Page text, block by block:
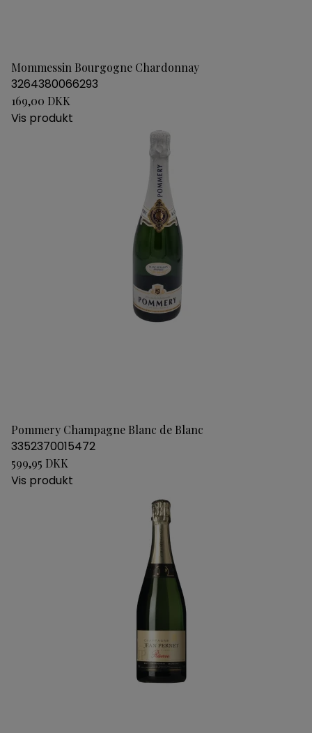
Mommessin Bourgogne Chardonnay
3264380066293
169,00 DKK
Vis produkt
Pommery Champagne Blanc de Blanc
3352370015472
599,95 DKK
Vis produkt